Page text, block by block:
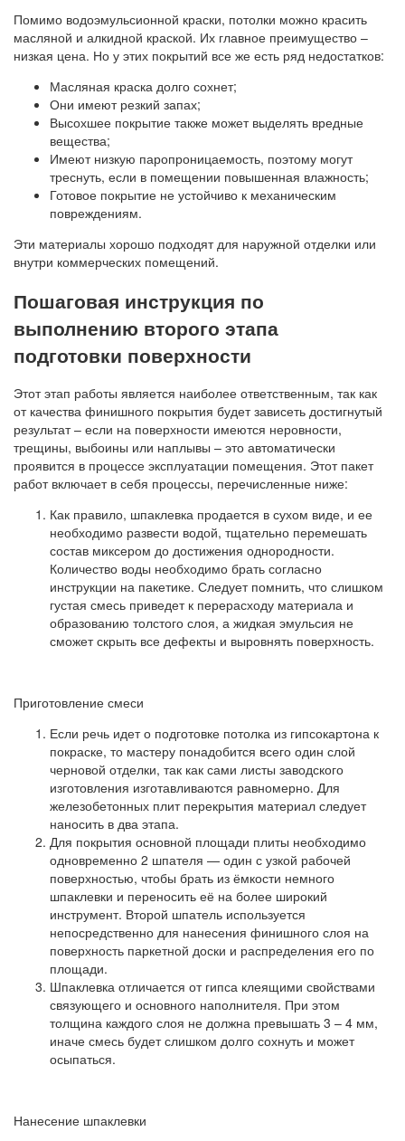
Помимо водоэмульсионной краски, потолки можно красить
масляной и алкидной краской. Их главное преимущество –
низкая цена. Но у этих покрытий все же есть ряд недостатков:
Масляная краска долго сохнет;
Они имеют резкий запах;
Высохшее покрытие также может выделять вредные
вещества;
Имеют низкую паропроницаемость, поэтому могут
треснуть, если в помещении повышенная влажность;
Готовое покрытие не устойчиво к механическим
повреждениям.
Эти материалы хорошо подходят для наружной отделки или
внутри коммерческих помещений.
Пошаговая инструкция по
выполнению второго этапа
подготовки поверхности
Этот этап работы является наиболее ответственным, так как
от качества финишного покрытия будет зависеть достигнутый
результат – если на поверхности имеются неровности,
трещины, выбоины или наплывы – это автоматически
проявится в процессе эксплуатации помещения. Этот пакет
работ включает в себя процессы, перечисленные ниже:
Как правило, шпаклевка продается в сухом виде, и ее
необходимо развести водой, тщательно перемешать
состав миксером до достижения однородности.
Количество воды необходимо брать согласно
инструкции на пакетике. Следует помнить, что слишком
густая смесь приведет к перерасходу материала и
образованию толстого слоя, а жидкая эмульсия не
сможет скрыть все дефекты и выровнять поверхность.
Приготовление смеси
Если речь идет о подготовке потолка из гипсокартона к
покраске, то мастеру понадобится всего один слой
черновой отделки, так как сами листы заводского
изготовления изготавливаются равномерно. Для
железобетонных плит перекрытия материал следует
наносить в два этапа.
Для покрытия основной площади плиты необходимо
одновременно 2 шпателя — один с узкой рабочей
поверхностью, чтобы брать из ёмкости немного
шпаклевки и переносить её на более широкий
инструмент. Второй шпатель используется
непосредственно для нанесения финишного слоя на
поверхность паркетной доски и распределения его по
площади.
Шпаклевка отличается от гипса клеящими свойствами
связующего и основного наполнителя. При этом
толщина каждого слоя не должна превышать 3 – 4 мм,
иначе смесь будет слишком долго сохнуть и может
осыпаться.
Нанесение шпаклевки